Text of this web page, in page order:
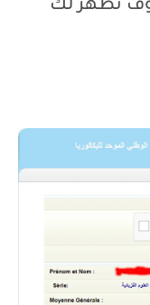
تظهر لك